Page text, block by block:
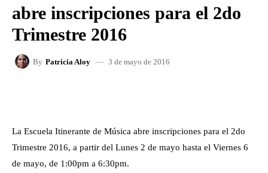
abre inscripciones para el 2do
Trimestre 2016
By Patricia Aloy 3 de mayo de 2016
La Escuela Itinerante de Música abre inscripciones para el 2do
Trimestre 2016, a partir del Lunes 2 de mayo hasta el Viernes 6
de mayo, de 1:00pm a 6:30pm.